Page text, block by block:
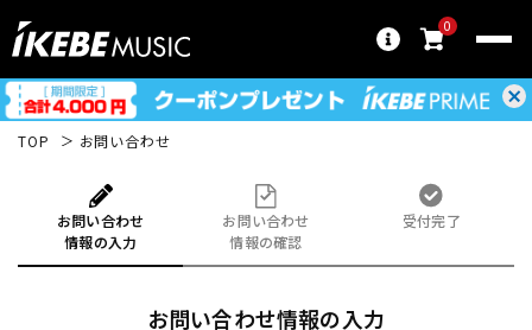
0
TOP お問い合わせ
お問い合わせ
情報の入力
お問い合わせ
情報の確認
受付完了
お問い合わせ情報の入力